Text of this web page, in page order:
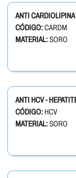
ANTI
CÓDIGO:CARDM
MATERIAL:SORO
ANTI HCV -
CÓDIGO: HCV
MATERIAL:SORO